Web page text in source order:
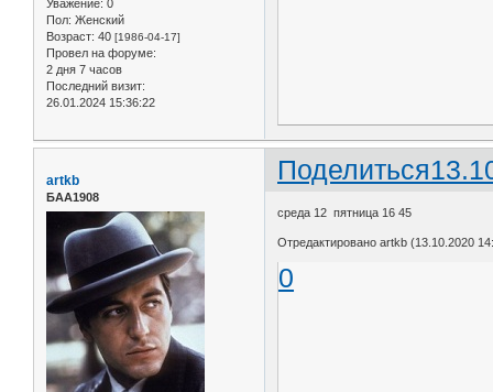
Уважение: 0
Пол: Женский
Возраст: 40 [1986-04-17]
Провел на форуме:
2 дня 7 часов
Последний визит:
26.01.2024 15:36:22
Поделиться
artkb
БАА1908
среда 12 пятница 16 45
Отредактировано artkb (13.10.2020
0